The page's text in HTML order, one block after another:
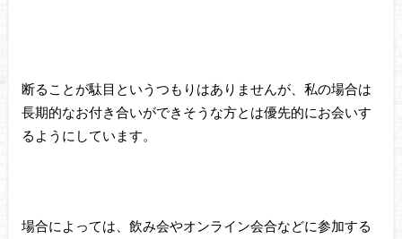
断ることが駄目というつもりはありませんが、私の場合は
長期的なお付き合いができそうな方とは優先的にお会いす
るようにしています。
場合によっては、飲み会やオンライン会合などに参加する